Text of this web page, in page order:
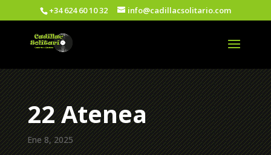
+34 624 60 10 32 info@cadillacsolitario.com
22 Atenea
Ene 8, 2025